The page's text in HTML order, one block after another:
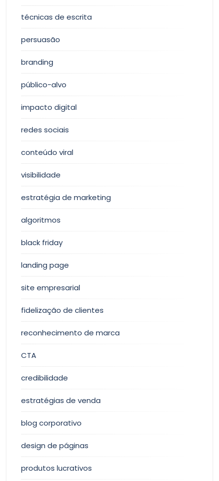
técnicas de escrita
persuasão
branding
público-alvo
impacto digital
redes sociais
conteúdo viral
visibilidade
estratégia de marketing
algoritmos
black friday
landing page
site empresarial
fidelização de clientes
reconhecimento de marca
CTA
credibilidade
estratégias de venda
blog corporativo
design de páginas
produtos lucrativos